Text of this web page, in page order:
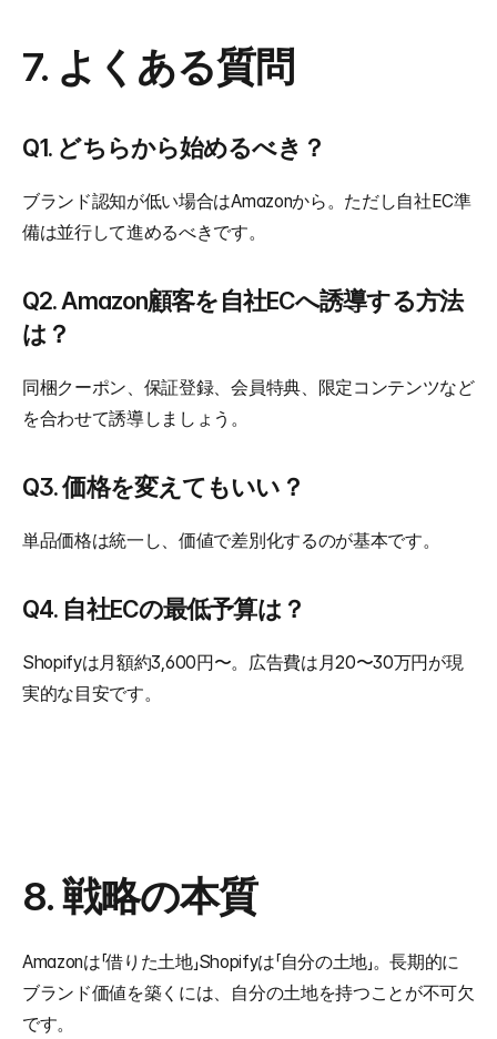
7. よくある質問
Q1. どちらから始めるべき？
ブランド認知が低い場合はAmazonから。ただし自社EC準
備は並行して進めるべきです。
Q2. Amazon顧客を自社ECへ誘導する方法
は？
同梱クーポン、保証登録、会員特典、限定コンテンツなど
を合わせて誘導しましょう。
Q3. 価格を変えてもいい？
単品価格は統一し、価値で差別化するのが基本です。
Q4. 自社ECの最低予算は？
Shopifyは月額約3,600円〜。広告費は月20〜30万円が現
実的な目安です。
8. 戦略の本質
Amazonは「借りた土地」Shopifyは「自分の土地」。長期的に
ブランド価値を築くには、自分の土地を持つことが不可欠
です。